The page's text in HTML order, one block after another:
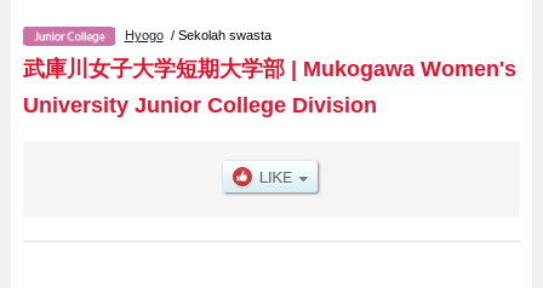
College Division, mencakup informasi per fakultas seperti , serta berbagai
informasi yang berguna bagi mahasiswa(i) mancanegara seperti kuota
untuk jumlah pendaftar dan jumlah kelulusan ujian masuk mahasiswa(i)
mancanegara, informasi mengenai ujian masuk, prasarana kampus, akses
Hyogo/ Sekolah swasta
武庫川女子大学短期大学部| Mukogawa Women's
University Junior College Division